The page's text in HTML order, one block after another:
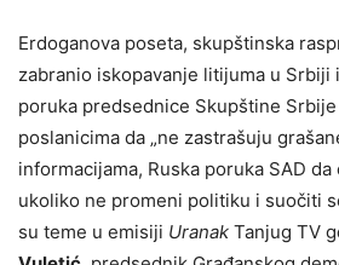
Erdoganova poseta, skupštinska
zabranio iskopavanje litijuma u Srbiji
poruka predsednice Skupštine
poslanicima da „ne zastrašuju
informacijama, Ruska poruka SAD
ukoliko ne promeni politiku i suočiti
su teme u emisiji Uranak Tanjug TV